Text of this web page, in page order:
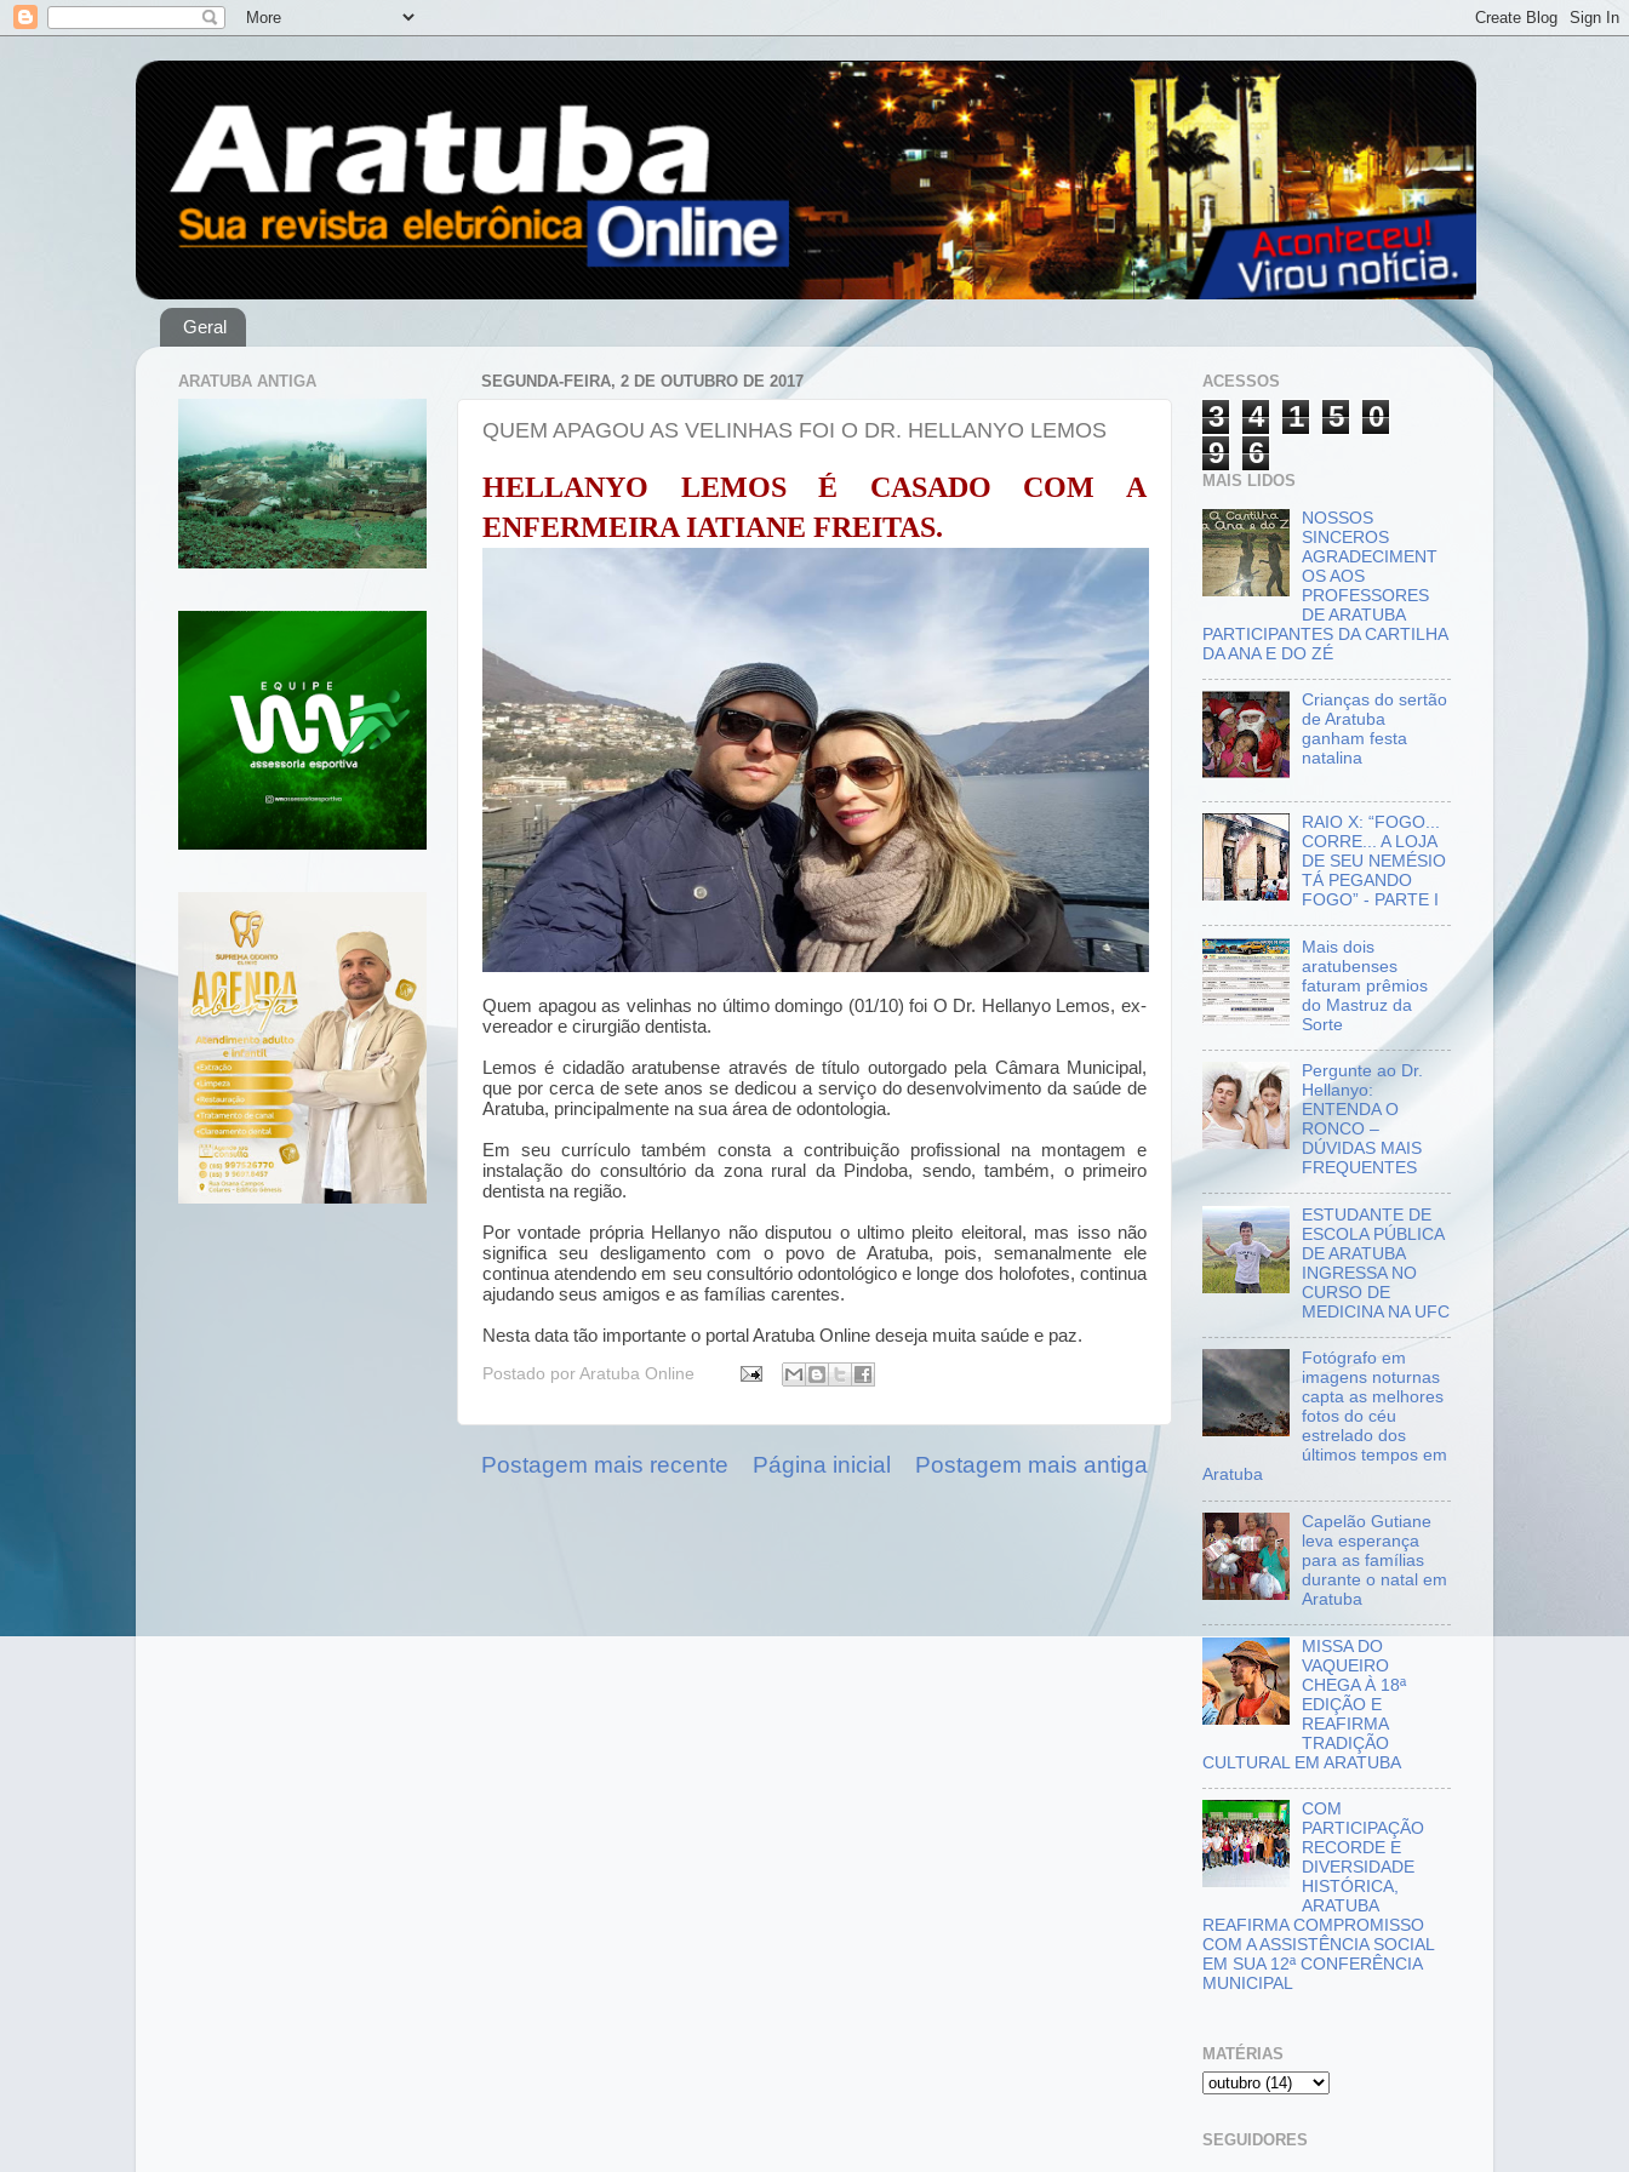
Geral
SEGUNDA-FEIRA, 2 DE OUTUBRO DE 2017
QUEM APAGOU AS VELINHAS FOI O DR. HELLANYO LEMOS
HELLANYO LEMOS É CASADO COM A
ENFERMEIRA IATIANE FREITAS.
Quem apagou as velinhas no último domingo (01/10) foi O Dr. Hellanyo Lemos, ex-
vereador e cirurgião dentista.
Lemos é cidadão aratubense através de título outorgado pela Câmara Municipal,
que por cerca de sete anos se dedicou a serviço do desenvolvimento da saúde de
Aratuba, principalmente na sua área de odontologia.
Em seu currículo também consta a contribuição profissional na montagem e
instalação do consultório da zona rural da Pindoba, sendo, também, o primeiro
dentista na região.
Por vontade própria Hellanyo não disputou o ultimo pleito eleitoral, mas isso não
significa seu desligamento com o povo de Aratuba, pois, semanalmente ele
continua atendendo em seu consultório odontológico e longe dos holofotes, continua
ajudando seus amigos e as famílias carentes.
Nesta data tão importante o portal Aratuba Online deseja muita saúde e paz.
Postado por Aratuba Online
Postagem mais recente Postagem mais antiga
Página inicial
ARATUBA ANTIGA ACESSOS
3 4 1 5
0
9
6
MAIS LIDOS
NOSSOS
SINCEROS
AGRADECIMENT
OS AOS
PROFESSORES
DE ARATUBA
PARTICIPANTES DA CARTILHA
DA ANA E DO ZÉ
Crianças do sertão
de Aratuba
ganham festa
natalina
RAIO X: “FOGO...
CORRE... A LOJA
DE SEU NEMÉSIO
TÁ PEGANDO
FOGO” - PARTE I
Mais dois
aratubenses
faturam prêmios
do Mastruz da
Sorte
Pergunte ao Dr.
Hellanyo:
ENTENDA O
RONCO –
DÚVIDAS MAIS
FREQUENTES
ESTUDANTE DE
ESCOLA PÚBLICA
DE ARATUBA
INGRESSA NO
CURSO DE
MEDICINA NA UFC
Fotógrafo em
imagens noturnas
capta as melhores
fotos do céu
estrelado dos
últimos tempos em
Aratuba
Capelão Gutiane
leva esperança
para as famílias
durante o natal em
Aratuba
MISSA DO
VAQUEIRO
CHEGA À 18ª
EDIÇÃO E
REAFIRMA
TRADIÇÃO
CULTURAL EM ARATUBA
COM
PARTICIPAÇÃO
RECORDE E
DIVERSIDADE
HISTÓRICA,
ARATUBA
REAFIRMA COMPROMISSO
COM A ASSISTÊNCIA SOCIAL
EM SUA 12ª CONFERÊNCIA
MUNICIPAL
MATÉRIAS
SEGUIDORES